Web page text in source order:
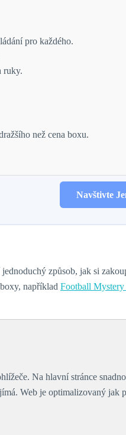
pro každého.
ruky.
než cena boxu.
Navštivte
způsob, jak si
například Football
Na hlavní stránce
Web je optimalizovaný jak